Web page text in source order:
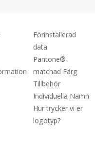
Förinstallerad
data
Pantone®-
matchad Färg
Tillbehör
Individuella Namn
Hur trycker vi er
logotyp?